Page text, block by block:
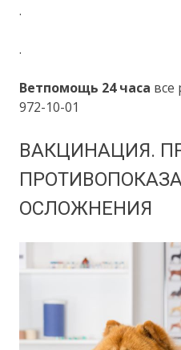
.
.
Ветпомощь 24 часа все
972-10-01
ВАКЦИНАЦИЯ.
ОСЛОЖНЕНИЯ